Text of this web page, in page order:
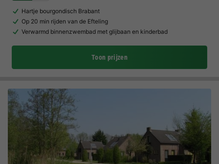
Hartje bourgondisch Brabant
Op 20 min rijden van de Efteling
Verwarmd binnenzwembad met glijbaan en kinderbad
Toon prijzen